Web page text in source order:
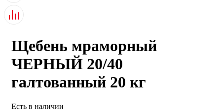
Щебень мраморный
ЧЕРНЫЙ 20/40
галтованный 20 кг
Есть в наличии